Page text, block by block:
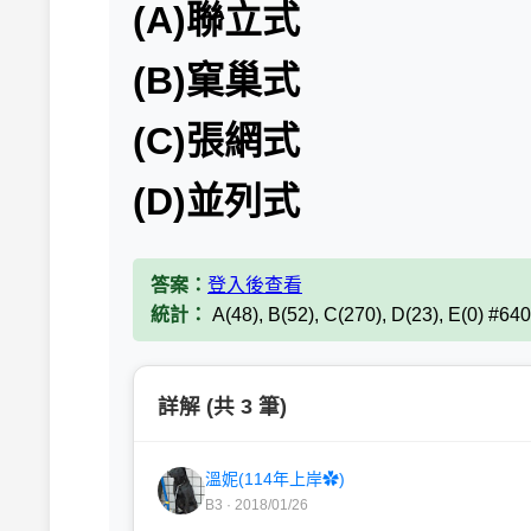
(A)聯立式
(B)窠巢式
(C)張網式
(D)並列式
答案： 登入後查看
統計： A(48), B(52), C(270), D(23), E(0)
詳解 (共 3 筆)
溫妮(114年上岸✿)
B3 · 2018/01/26